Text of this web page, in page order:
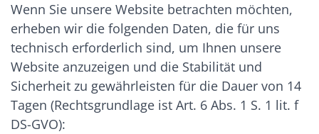
Wenn Sie unsere Website betrachten möchten,
erheben wir die folgenden Daten, die für uns
technisch erforderlich sind, um Ihnen unsere
Website anzuzeigen und die Stabilität und
Sicherheit zu gewährleisten für die Dauer von 14
Tagen (Rechtsgrundlage ist Art. 6 Abs. 1 S. 1 lit. f
DS-GVO):